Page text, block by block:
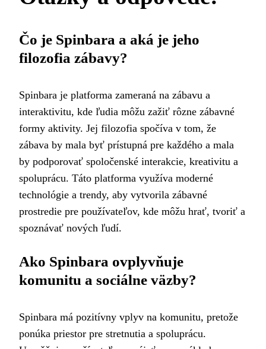
Čo je Spinbara a aká je jeho
filozofia zábavy?
Spinbara je platforma zameraná na zábavu a
interaktivitu, kde ľudia môžu zažiť rôzne zábavné
formy aktivity. Jej filozofia spočíva v tom, že
zábava by mala byť prístupná pre každého a mala
by podporovať spoločenské interakcie, kreativitu a
spoluprácu. Táto platforma využíva moderné
technológie a trendy, aby vytvorila zábavné
prostredie pre používateľov, kde môžu hrať, tvoriť a
spoznávať nových ľudí.
Ako Spinbara ovplyvňuje
komunitu a sociálne väzby?
Spinbara má pozitívny vplyv na komunitu, pretože
ponúka priestor pre stretnutia a spoluprácu.